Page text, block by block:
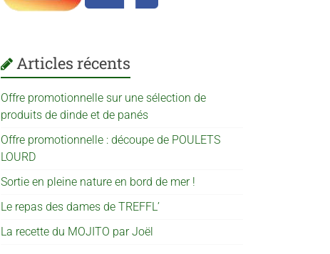
Articles récents
Offre promotionnelle sur une sélection de
produits de dinde et de panés
Offre promotionnelle : découpe de POULETS
LOURD
Sortie en pleine nature en bord de mer !
Le repas des dames de TREFFL’
La recette du MOJITO par Joël